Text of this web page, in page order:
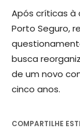
Após críticas
Porto Seguro,
busca
de um novo
cinco anos.
COMPARTILHE